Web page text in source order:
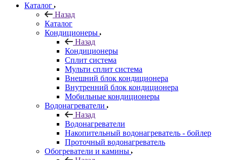
Каталог
Назад
Каталог
Кондиционеры
Назад
Кондиционеры
Сплит система
Мульти сплит система
Внешний блок кондиционера
Внутренний блок кондиционера
Мобильные кондиционеры
Водонагреватели
Назад
Водонагреватели
Накопительный водонагреватель - бойлер
Проточный водонагреватель
Обогреватели и камины